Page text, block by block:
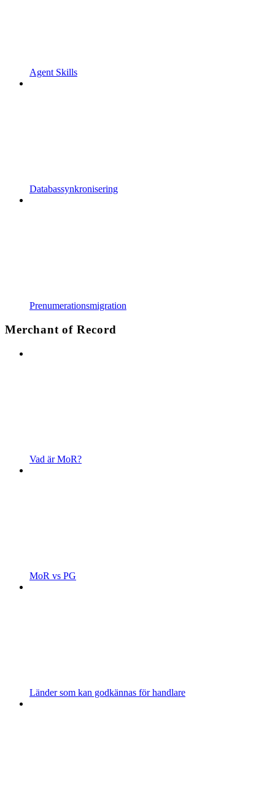
Agent Skills
Databassynkronisering
Prenumerationsmigration
Merchant of Record
Vad är MoR?
MoR vs PG
Länder som kan godkännas för handlare